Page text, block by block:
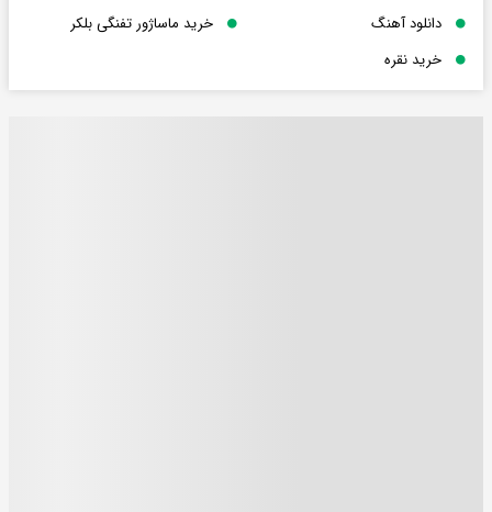
دانلود آهنگ
خرید ماساژور تفنگی بلکر
خرید نقره